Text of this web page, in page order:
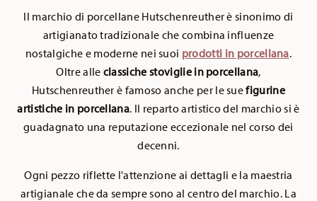
Il marchio di porcellane Hutschenreuther è sinonimo di
artigianato tradizionale che combina influenze
nostalgiche e moderne nei suoi prodotti in porcellana.
Oltre alle classiche stoviglie in porcellana,
Hutschenreuther è famoso anche per le suefigurine
artistiche in porcellana. Il reparto artistico del marchio si è
guadagnato una reputazione eccezionale nel corso dei
decenni.
Ogni pezzo riflette l'attenzione ai dettagli e la maestria
artigianale che da sempre sono al centro del marchio. La